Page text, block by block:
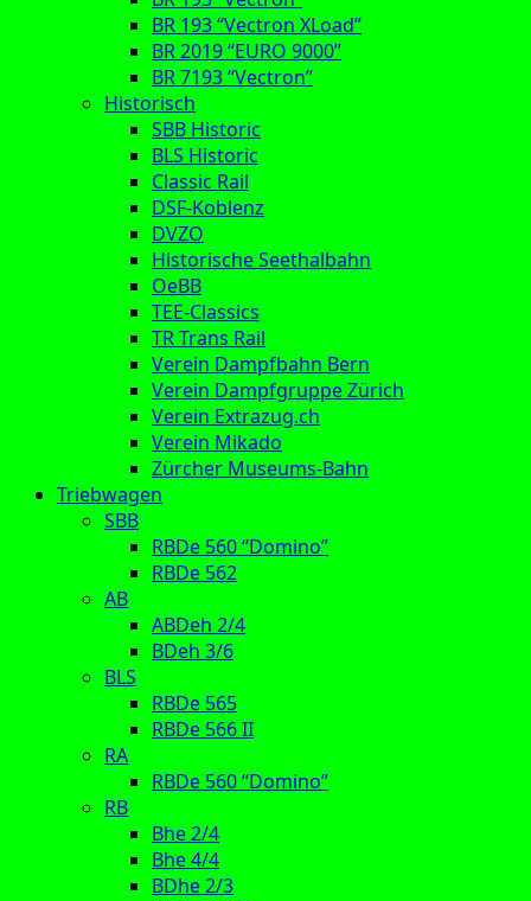
BR 193 “Vectron XLoad”
BR 2019 “EURO 9000”
BR 7193 “Vectron”
Historisch
SBB Historic
BLS Historic
Classic Rail
DSF-Koblenz
DVZO
Historische Seethalbahn
OeBB
TEE-Classics
TR Trans Rail
Verein Dampfbahn Bern
Verein Dampfgruppe Zürich
Verein Extrazug.ch
Verein Mikado
Zürcher Museums-Bahn
Triebwagen
SBB
RBDe 560 “Domino”
RBDe 562
AB
ABDeh 2/4
BDeh 3/6
BLS
RBDe 565
RBDe 566 II
RA
RBDe 560 “Domino”
RB
Bhe 2/4
Bhe 4/4
BDhe 2/3